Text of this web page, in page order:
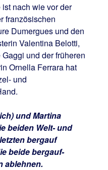
nach wie vor der
französischen
Dumergues und den
Valentina Belotti,
und der früheren
Ornella Ferrara hat
und
und Martina
beiden Welt- und
bergauf
beide bergauf-
ablehnen.